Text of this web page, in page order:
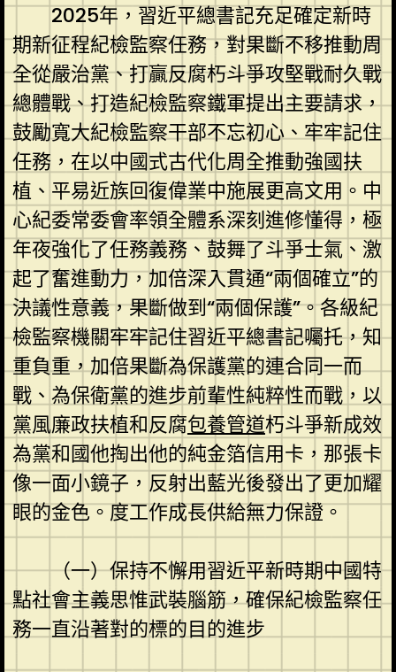
2025年，習近平總書記充足確定新時
期新征程紀檢監察任務，對果斷不移推動周
全從嚴治黨、打贏反腐朽斗爭攻堅戰耐久戰
總體戰、打造紀檢監察鐵軍提出主要請求，
鼓勵寬大紀檢監察干部不忘初心、牢牢記住
任務，在以中國式古代化周全推動強國扶
植、平易近族回復偉業中施展更高文用。中
心紀委常委會率領全體系深刻進修懂得，極
年夜強化了任務義務、鼓舞了斗爭士氣、激
起了奮進動力，加倍深入貫通“兩個確立”的
決議性意義，果斷做到“兩個保護”。各級紀
檢監察機關牢牢記住習近平總書記囑托，知
重負重，加倍果斷為保護黨的連合同一而
戰、為保衛黨的進步前輩性純粹性而戰，以
黨風廉政扶植和反腐包養管道朽斗爭新成效
為黨和國他掏出他的純金箔信用卡，那張卡
像一面小鏡子，反射出藍光後發出了更加耀
眼的金色。度工作成長供給無力保證。
（一）保持不懈用習近平新時期中國特
點社會主義思惟武裝腦筋，確保紀檢監察任
務一直沿著對的標的目的進步